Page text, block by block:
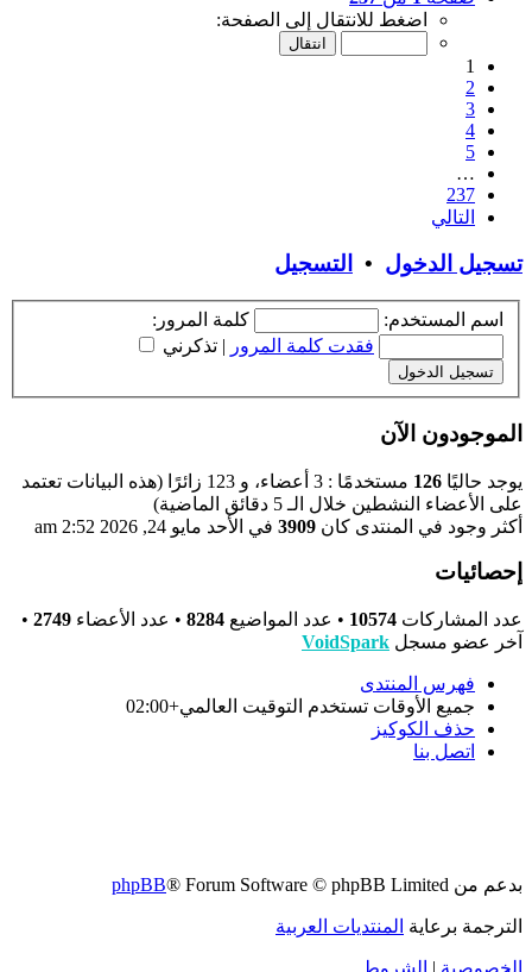
اضغط للانتقال إلى الصفحة:
1
2
3
4
5
…
237
التالي
تسجيل الدخول • التسجيل
اسم المستخدم:
كلمة المرور:
فقدت كلمة المرور | تذكرني
الموجودون الآن
يوجد حاليًا 126
مستخدمًا : 3 أعضاء، و 123 زائرًا (هذه البيانات تعتمد
على الأعضاء النشطين خلال الـ 5 دقائق الماضية)
أكثر وجود في المنتدى كان 3909 في الأحد مايو 24, 2026 2:52 am
إحصائيات
عدد المشاركات 10574 • عدد المواضيع 8284 • عدد الأعضاء 2749
•
آخر عضو مسجل VoidSpark
فهرس المنتدى
جميع الأوقات تستخدم التوقيت العالمي+02:00
حذف الكوكيز
اتصل بنا
بدعم من phpBB® Forum Software © phpBB Limited
الترجمة برعاية المنتديات العربية